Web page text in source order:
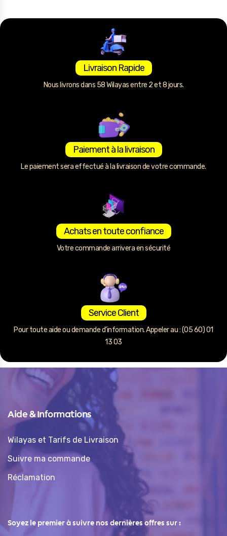
Livraison Rapide
Nous livrons dans 58 Wilayas entre 2 et 8 jours.
Paiement à la livraison
Le paiement sera effectué à la livraison de votre commande.
Achats en toute confiance
Votre commande arrivera en sécurité
Service Client
Pour toute aide ou demande d’information. Appeler au : (05 60) 01
13 03
Aide & Informations
Wilayas et Tarifs de Livraison
Suivre ma commande
Réclamation
Soyez le premier à suivre nos dernières offres sur :